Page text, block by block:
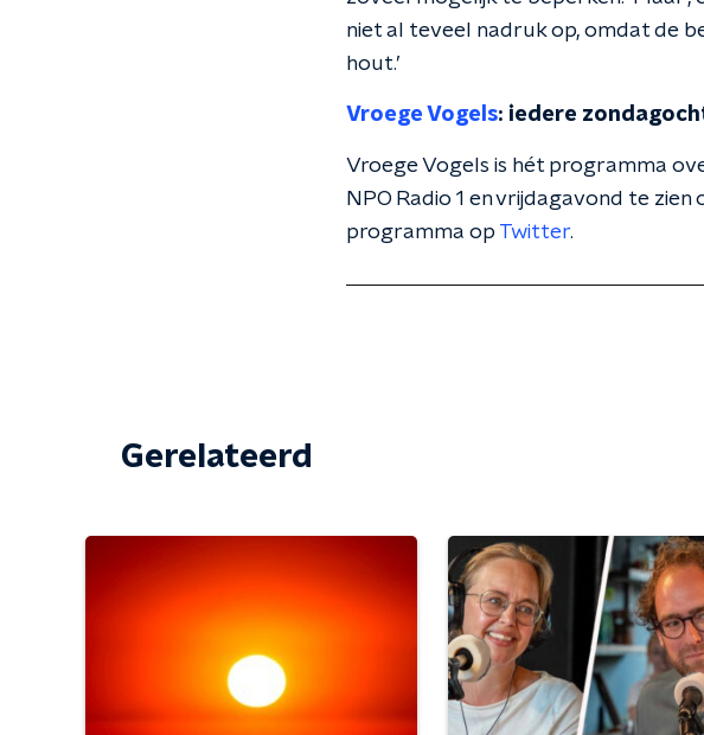
niet al teveel nadruk op, omdat de
hout.’
Vroege Vogels: iedere
Vroege Vogels is hét programma
NPO Radio 1 en vrijdagavond te
programma op Twitter.
Gerelateerd